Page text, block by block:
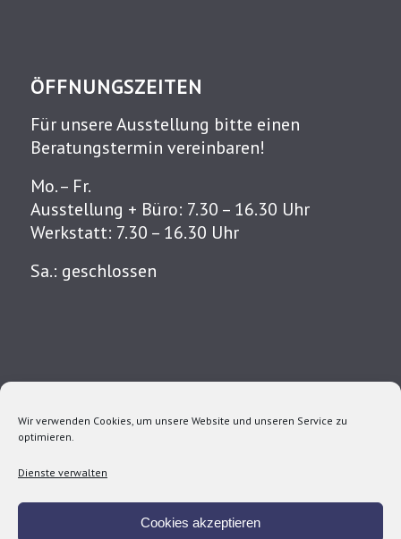
Wir verwenden Cookies, um unsere Website und unseren Service zu
optimieren.
Dienste verwalten
Cookies akzeptieren
ÖFFNUNGSZEITEN
Für unsere Ausstellung bitte einen
Beratungstermin vereinbaren!
Mo. – Fr.
Ausstellung + Büro: 7.30 – 16.30 Uhr
Werkstatt: 7.30 – 16.30 Uhr
Sa.: geschlossen